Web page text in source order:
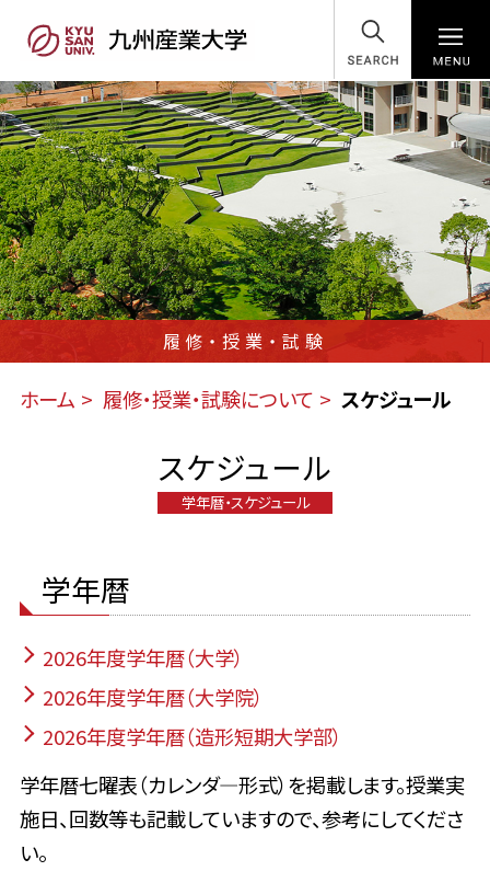
SEARCH
履修・授業・試験
ホーム 履修・授業・試験について スケジュール
スケジュール
学年暦・スケジュール
学年暦
2026年度学年暦（大学）
2026年度学年暦（大学院）
2026年度学年暦（造形短期大学部）
学年暦七曜表（カレンダ―形式）を掲載します。授業実
施日、回数等も記載していますので、参考にしてくださ
い。